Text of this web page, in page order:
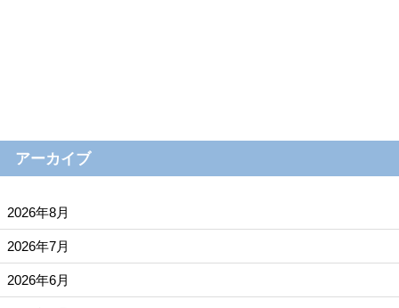
アーカイブ
2026年8月
2026年7月
2026年6月